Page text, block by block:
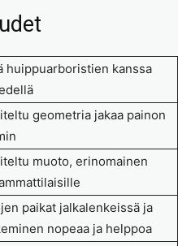
huippuarboristien kanssa
geometria jakaa painon
muoto, erinomainen
paikat jalkalenkeissä ja
nopeaa ja helppoa